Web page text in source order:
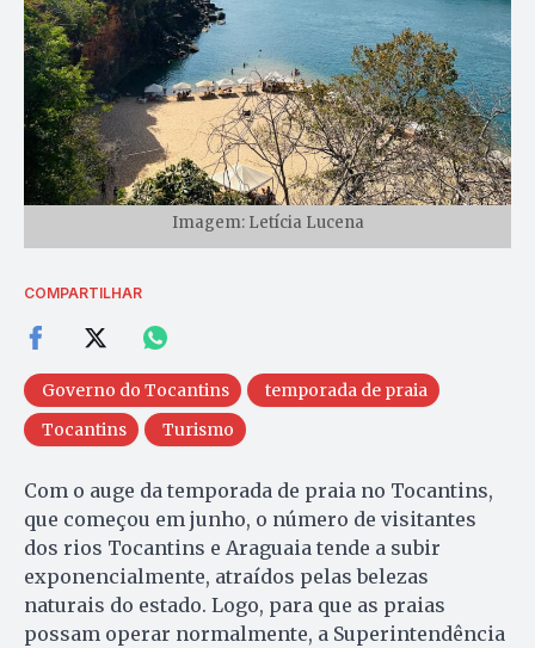
Imagem: Letícia Lucena
COMPARTILHAR
Governo do Tocantins
temporada de praia
Tocantins
Turismo
Com o auge da temporada de praia no Tocantins,
que começou em junho, o número de visitantes
dos rios Tocantins e Araguaia tende a subir
exponencialmente, atraídos pelas belezas
naturais do estado. Logo, para que as praias
possam operar normalmente, a Superintendência